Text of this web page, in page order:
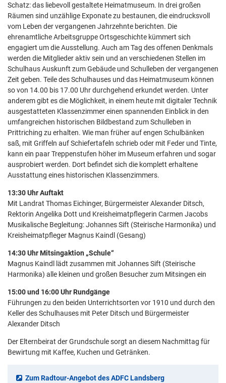
Schatz: das liebevoll gestaltete Heimatmuseum. In drei großen
Räumen sind unzählige Exponate zu bestaunen, die eindrucksvoll
vom Leben der vergangenen Jahrzehnte berichten. Die
ehrenamtliche Arbeitsgruppe Ortsgeschichte kümmert sich
engagiert um die Ausstellung. Auch am Tag des offenen Denkmals
werden die Mitglieder aktiv sein und an verschiedenen Stellen im
Schulhaus Auskunft zum Gebäude und Schulleben der vergangenen
Zeit geben. Teile des Schulhauses und das Heimatmuseum können
so von 14.00 bis 17.00 Uhr durchgehend erkundet werden. Unter
anderem gibt es die Möglichkeit, in einem heute mit digitaler Technik
ausgestatteten Klassenzimmer einen spannenden Einblick in den
umfangreichen historischen Bildbestand zum Schulleben in
Prittriching zu erhalten. Wie man früher auf engen Schulbänken
saß, mit Griffeln auf Schiefertafeln schrieb oder mit Feder und Tinte,
kann ein paar Treppenstufen höher im Museum erfahren und sogar
ausprobiert werden. Dort befindet sich die komplett erhaltene
Ausstattung eines historischen Klassenzimmers.
13:30 Uhr Auftakt
Mit Landrat Thomas Eichinger, Bürgermeister Alexander Ditsch,
Rektorin Angelika Dott und Kreisheimatpflegerin Carmen Jacobs
Musikalische Begleitung: Johannes Sift (Steirische Harmonika) und
Kreisheimatpfleger Magnus Kaindl (Gesang)
14:30 Uhr Mitsingaktion „Schule“
Magnus Kaindl lädt zusammen mit Johannes Sift (Steirische
Harmonika) alle kleinen und großen Besucher zum Mitsingen ein
15:00 und 16:00 Uhr Rundgänge
Führungen zu den beiden Unterrichtsorten vor 1910 und durch den
Keller des Schulhauses mit Peter Ditsch und Bürgermeister
Alexander Ditsch
Der Elternbeirat der Grundschule sorgt an diesem Nachmittag für
Bewirtung mit Kaffee, Kuchen und Getränken.
Zum Radtour-Angebot des ADFC Landsberg